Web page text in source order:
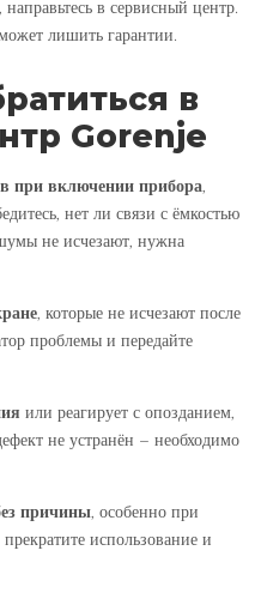
в сервисный центр.
лишить гарантии.
в
Gorenje
при включении прибора
нет ли связи с ёмкостью
не исчезают, нужна
, которые не исчезают после
проблемы и передайте
или реагирует с опозданием,
не устранён – необходимо
причины , особенно при
использование и